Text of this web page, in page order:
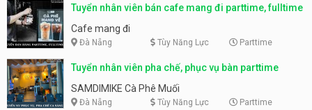
Tuyển nhân viên bán cafe mang đi parttime, fulltime
Cafe mang đi
Đà Nẵng Tùy Năng Lực Parttime
Tuyển nhân viên pha chế, phục vụ bàn parttime
SAMDIMIKE Cà Phê Muối
Đà Nẵng Tùy Năng Lực Parttime